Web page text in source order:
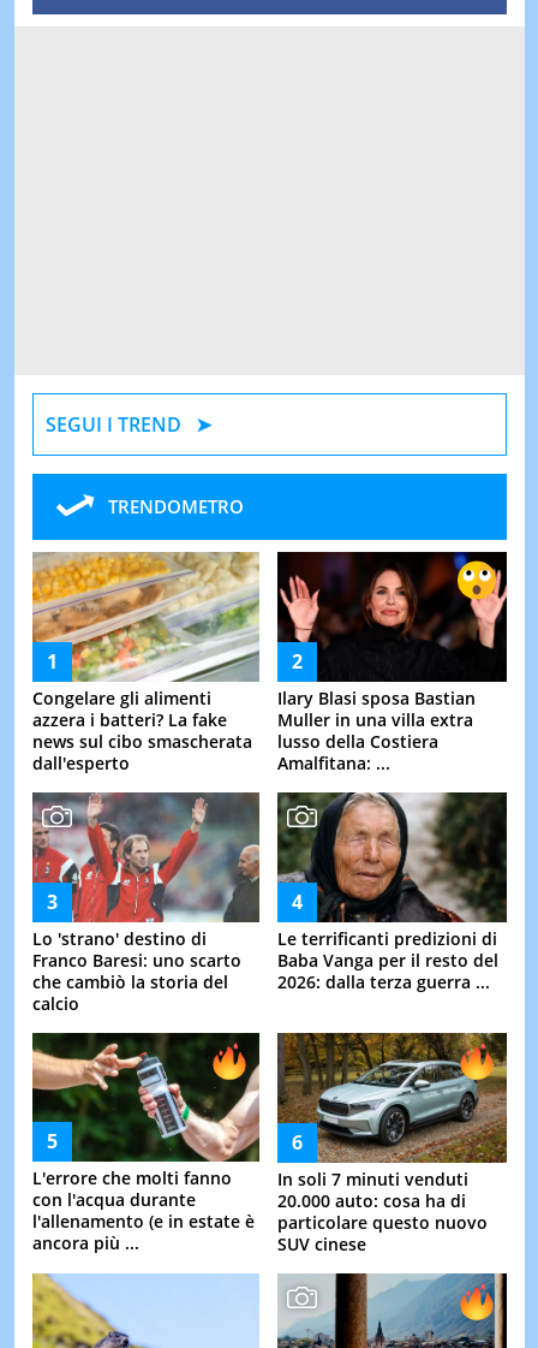
SEGUI I TREND
TRENDOMETRO
Congelare gli alimenti
azzera i batteri? La fake
news sul cibo smascherata
dall'esperto
Ilary Blasi sposa Bastian
Muller in una villa extra
lusso della Costiera
Amalfitana: ...
Lo 'strano' destino di
Franco Baresi: uno scarto
che cambiò la storia del
calcio
Le terrificanti predizioni di
Baba Vanga per il resto del
2026: dalla terza guerra ...
L'errore che molti fanno
con l'acqua durante
l'allenamento (e in estate è
ancora più ...
In soli 7 minuti venduti
20.000 auto: cosa ha di
particolare questo nuovo
SUV cinese